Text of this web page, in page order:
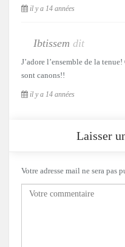
il y a 14 années
Ibtissem dit
J’adore l’ensemble de la
sont canons!!
il y a 14 années
Laisser
Votre adresse mail ne sera pas